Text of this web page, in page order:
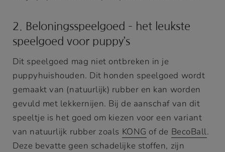
2. Beloningsspeelgoed – het leukste
speelgoed voor puppy’s
Dit speelgoed mag niet ontbreken in je
puppyhuishouden. Dit honden speelgoed wordt
gemaakt van (natuurlijk) rubber en kan worden
gevuld met lekkernijen. Bij de aanschaf van dit
speeltje is het goed om kiezen voor een variant
van natuurlijk rubber zoals KONG of de BecoBall.
Deze bevatte geen schadelijke stoffen, zijn